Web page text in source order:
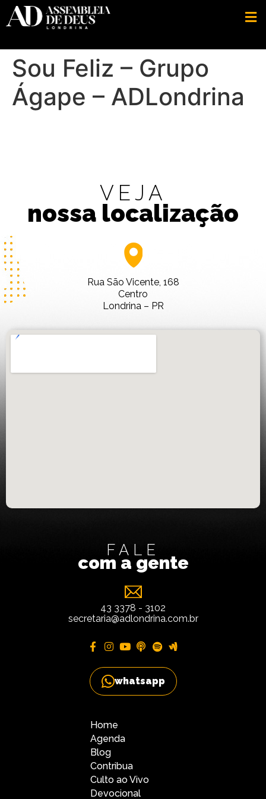
Sou Feliz – Grupo
Ágape – ADLondrina
VEJA
nossa localização
Rua São Vicente, 168
Centro
Londrina – PR
FALE
com a gente
43 3378 - 3102
secretaria@adlondrina.com.br
whatsapp
Home
Agenda
Blog
Contribua
Culto ao Vivo
Devocional